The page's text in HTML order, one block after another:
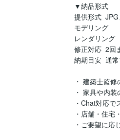
▼納品形式
提供形式	JPGまたはPNG（高解像度：通常4K出し、12K相当まで対応）
モデリング	支給図面（平面図・立面図）を元に3Dモデリング
レンダリング	フォトリアルな表現
修正対応	2回まで無料（初回限定）
納期目安	通常7営業日以内（特急対応あり）
・ 建築士監
・ 家具や内
・Chat対応
・店舗・住宅
・ご要望に応